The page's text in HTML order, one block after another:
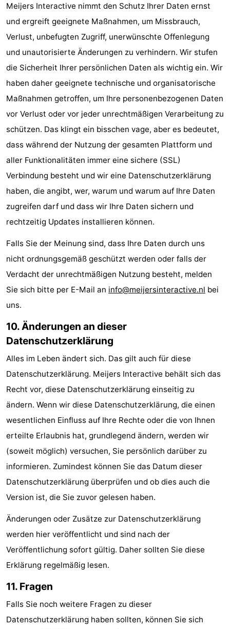
Meijers Interactive nimmt den Schutz Ihrer Daten ernst
und ergreift geeignete Maßnahmen, um Missbrauch,
Verlust, unbefugten Zugriff, unerwünschte Offenlegung
und unautorisierte Änderungen zu verhindern. Wir stufen
die Sicherheit Ihrer persönlichen Daten als wichtig ein. Wir
haben daher geeignete technische und organisatorische
Maßnahmen getroffen, um Ihre personenbezogenen Daten
vor Verlust oder vor jeder unrechtmäßigen Verarbeitung zu
schützen. Das klingt ein bisschen vage, aber es bedeutet,
dass während der Nutzung der gesamten Plattform und
aller Funktionalitäten immer eine sichere (SSL)
Verbindung besteht und wir eine Datenschutzerklärung
haben, die angibt, wer, warum und warum auf Ihre Daten
zugreifen darf und dass wir Ihre Daten sichern und
rechtzeitig Updates installieren können.
Falls Sie der Meinung sind, dass Ihre Daten durch uns
nicht ordnungsgemäß geschützt werden oder falls der
Verdacht der unrechtmäßigen Nutzung besteht, melden
Sie sich bitte per E-Mail an info@meijersinteractive.nl bei
uns.
10. Änderungen an dieser
Datenschutzerklärung
Alles im Leben ändert sich. Das gilt auch für diese
Datenschutzerklärung. Meijers Interactive behält sich das
Recht vor, diese Datenschutzerklärung einseitig zu
ändern. Wenn wir diese Datenschutzerklärung, die einen
wesentlichen Einfluss auf Ihre Rechte oder die von Ihnen
erteilte Erlaubnis hat, grundlegend ändern, werden wir
(soweit möglich) versuchen, Sie persönlich darüber zu
informieren. Zumindest können Sie das Datum dieser
Datenschutzerklärung überprüfen und ob dies auch die
Version ist, die Sie zuvor gelesen haben.
Änderungen oder Zusätze zur Datenschutzerklärung
werden hier veröffentlicht und sind nach der
Veröffentlichung sofort gültig. Daher sollten Sie diese
Erklärung regelmäßig lesen.
11. Fragen
Falls Sie noch weitere Fragen zu dieser
Datenschutzerklärung haben sollten, können Sie sich